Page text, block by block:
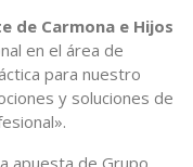
de Carmona e Hijos
en el área de
para nuestro
y soluciones de